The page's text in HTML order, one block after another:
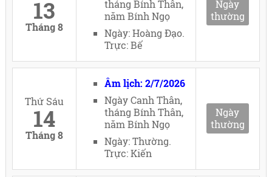
13
Tháng 8
tháng Bính Thân,
năm Bính Ngọ
Ngày: Hoàng Đạo.
Trực: Bế
Ngày
thường
Thứ Sáu
14
Tháng 8
Âm lịch: 2/7/2026
Ngày Canh Thân,
tháng Bính Thân,
năm Bính Ngọ
Ngày: Thường.
Trực: Kiến
Ngày
thường